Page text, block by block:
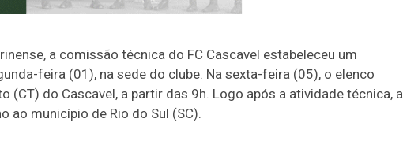
a comissão técnica do FC Cascavel estabeleceu um
feira (01), na sede do clube. Na sexta-feira (05), o elenco
(CT) do Cascavel, a partir das 9h. Logo após a atividade técnica, a
ao município de Rio do Sul (SC).